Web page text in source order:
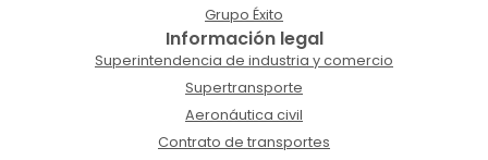
Grupo Éxito
Información legal
Superintendencia de industria y comercio
Supertransporte
Aeronáutica civil
Contrato de transportes